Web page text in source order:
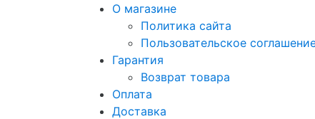
О магазине
Политика сайта
Пользовательское
Гарантия
Возврат товара
Оплата
Доставка